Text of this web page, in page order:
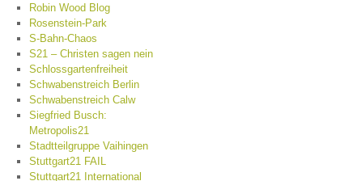
Robin Wood Blog
Rosenstein-Park
S-Bahn-Chaos
S21 – Christen sagen nein
Schlossgartenfreiheit
Schwabenstreich Berlin
Schwabenstreich Calw
Siegfried Busch:
Metropolis21
Stadtteilgruppe Vaihingen
Stuttgart21 FAIL
Stuttgart21 International